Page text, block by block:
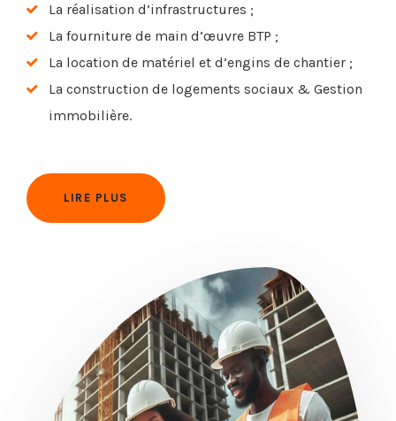
La réalisation d’infrastructures ;
La fourniture de main d’œuvre BTP ;
La location de matériel et d’engins de chantier ;
La construction de logements sociaux & Gestion
immobilière.
LIRE PLUS